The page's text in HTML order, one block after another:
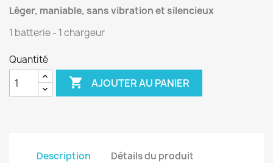
Léger, maniable, sans vibration et silencieux
1 batterie - 1 chargeur
Quantité
 AJOUTER AU PANIER
Description Détails du produit